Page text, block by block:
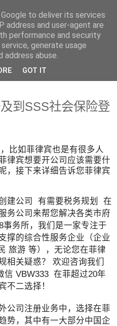
到SSS社会保险登
比如菲律宾也是有很多人
律宾想要开公司应该需要什
，接下来详细告诉您菲律宾
建公司 有需要税务规划 在
务公司来帮您解决各类市府
务所，我们是一家专注于
撑的综合性服务企业（企业
旅游 等），无论您在菲律
相关疑惑？ 欢迎咨询我们
信 VBW333 在菲超过20年
不二选择！
公司注册业务中，选择在菲
势，其中有一大部分中国企
to deliver its services
address and user-agent are
performance and security
generate usage
abuse.
GOT IT